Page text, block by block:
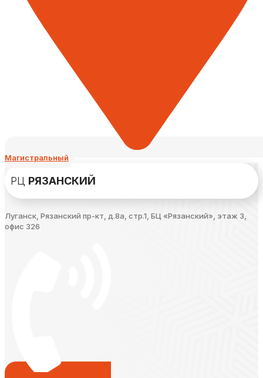
Магистральный
РЦ РЯЗАНСКИЙ
Луганск, Рязанский пр-кт, д.8а, стр.1, БЦ «Рязанский», этаж 3,
офис 326